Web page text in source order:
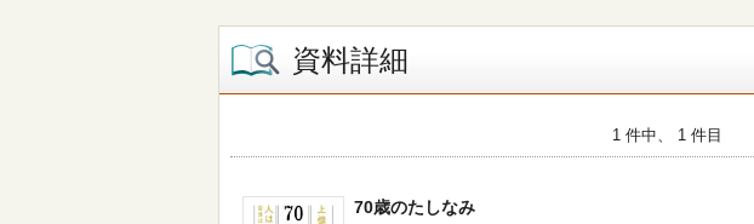
資料詳細
1 件中、 1 件目
70歳のたしなみ